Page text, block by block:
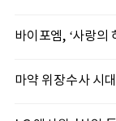
마약 위장수사 시